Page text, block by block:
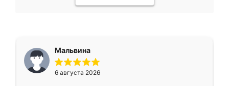
Мальвина
6 августа 2026